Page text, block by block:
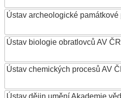
Ústav archeologické památkové
Ústav biologie obratlovců AV ČR
Ústav chemických procesů AV
Ústav dějin umění Akademie